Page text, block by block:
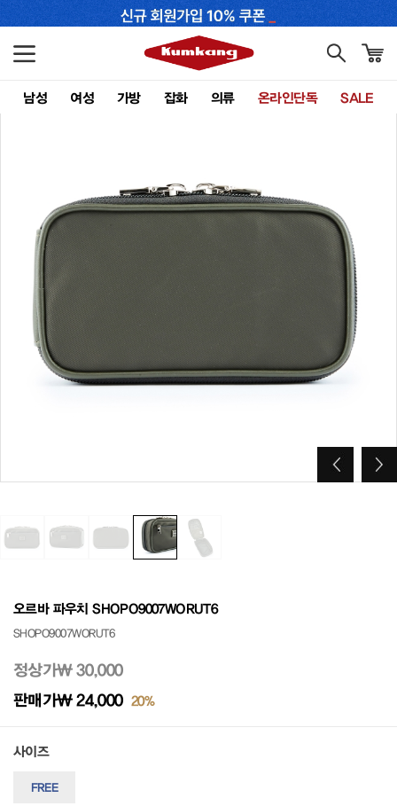
남성 여성 가방 잡화 의류 온라인단독 SALE
오르바 파우치 SHOPO9007WORUT6
SHOPO9007WORUT6
정상가₩ 30,000
판매가₩ 24,000 20%
사이즈
FREE